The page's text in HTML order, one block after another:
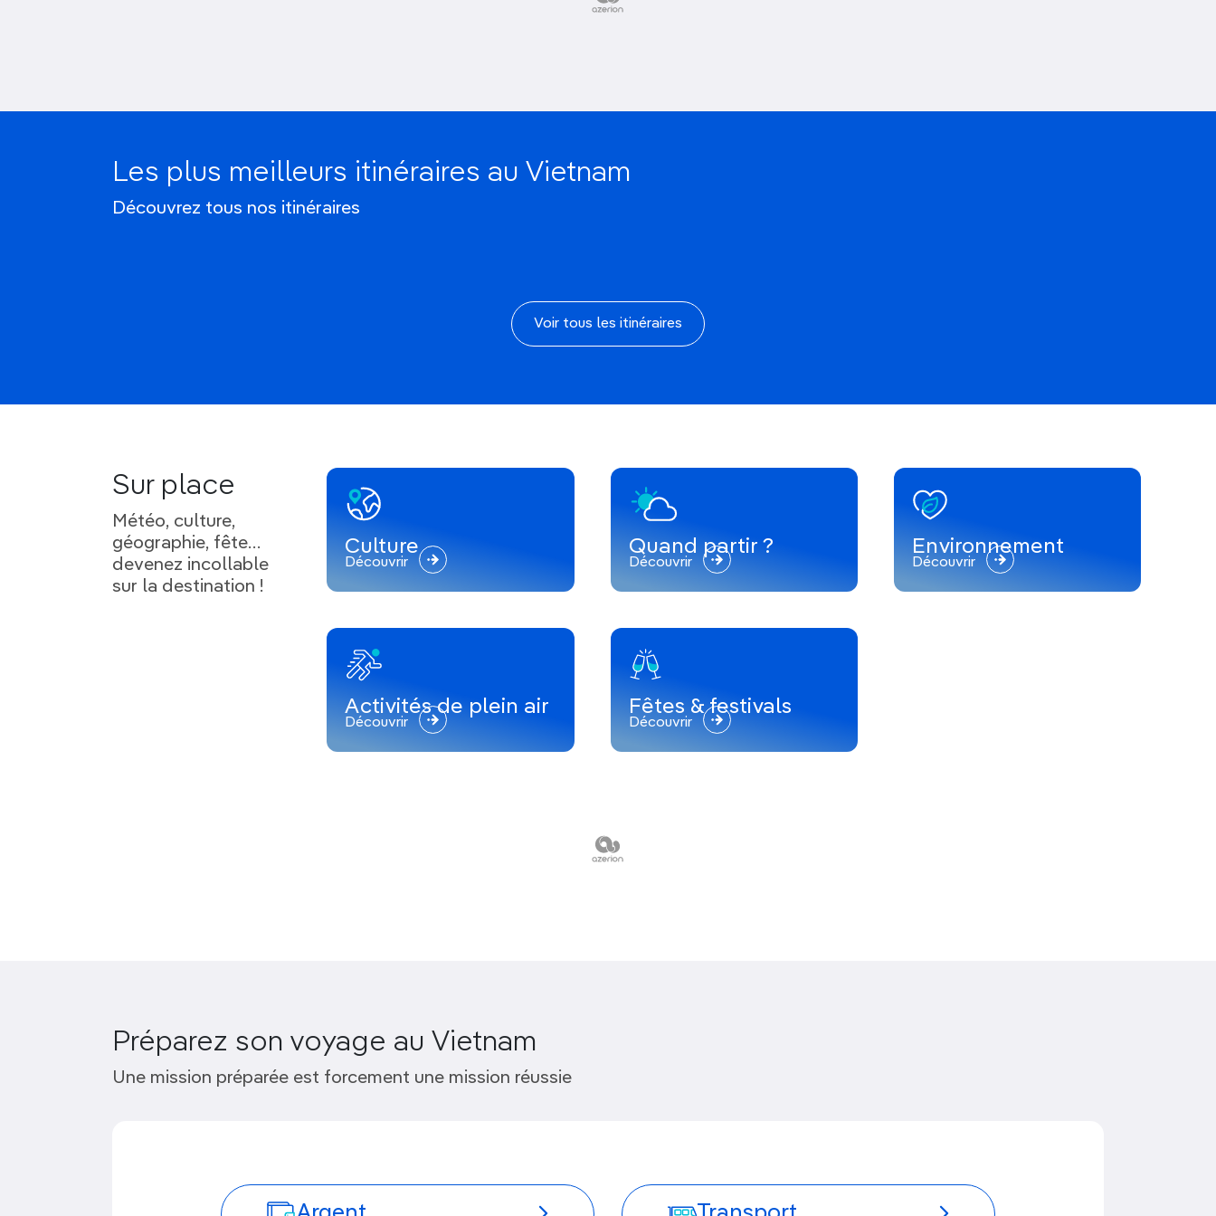
Les plus meilleurs itinéraires au Vietnam
Découvrez tous nos itinéraires
15 jours au Vietnam
Voir tous les itinéraires
Sur place
Météo, culture,
géographie, fête…
devenez incollable
sur la destination !
Culture
Découvrir
Quand partir ?
Découvrir
Environnement
Découvrir
Activités de plein air
Découvrir
Fêtes & festivals
Découvrir
Préparez son voyage au Vietnam
Une mission préparée est forcement une mission réussie